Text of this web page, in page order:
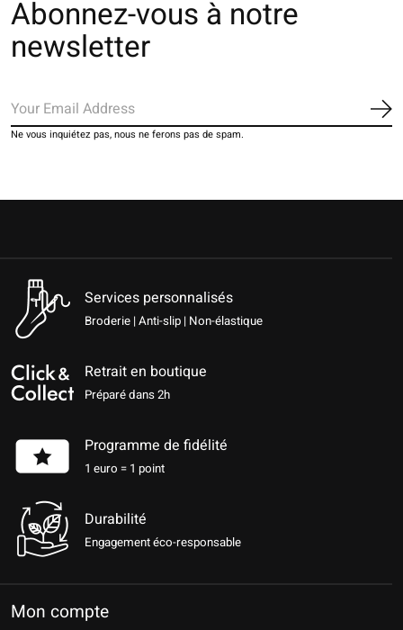
Abonnez-vous à notre
newsletter
Ne vous inquiétez pas, nous ne ferons pas de spam.
Services personnalisés
Broderie | Anti-slip | Non-élastique
Retrait en boutique
Préparé dans 2h
Programme de fidélité
1 euro = 1 point
Durabilité
Engagement éco-responsable
Mon compte